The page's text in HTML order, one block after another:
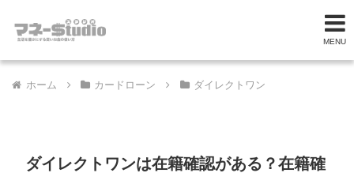
MENU
ホーム カードローン ダイレクトワン
ダイレクトワンは在籍確認がある？在籍確